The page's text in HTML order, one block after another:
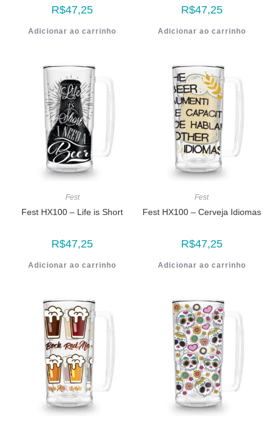
R$47,25
Adicionar ao carrinho
R$47,25
Adicionar ao carrinho
Fest
Fest HX100 – Life is Short
R$47,25
Adicionar ao carrinho
Fest
Fest HX100 – Cerveja Idiomas
R$47,25
Adicionar ao carrinho